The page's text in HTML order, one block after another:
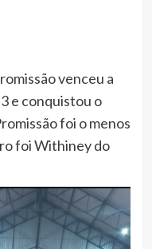
venceu a
e conquistou o
foi o menos
foi Withiney do